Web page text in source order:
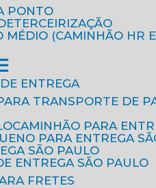
PONTO
TERCEIRIZAÇÃO
MÉDIO (CAMINHÃO HR
ENTREGA
TRANSPORTE DE
CAMINHÃO PARA
PARA ENTREGA
SÃO PAULO
ENTREGA SÃO PAULO
FRETES